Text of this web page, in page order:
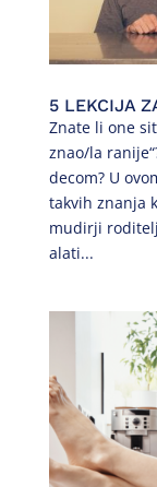
5 LEKCIJA
Znate li one
znao/la
decom? U
takvih znanja
mudirji
alati...